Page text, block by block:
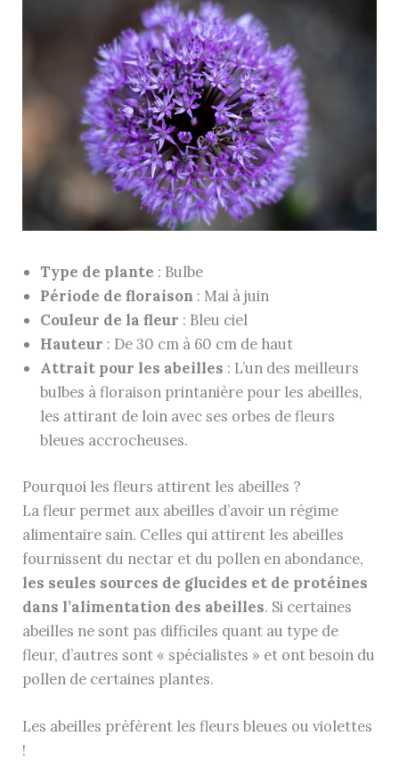
Type de plante : Bulbe
Période de floraison : Mai à juin
Couleur de la fleur : Bleu ciel
Hauteur : De 30 cm à 60 cm de haut
Attrait pour les abeilles : L’un des meilleurs
bulbes à floraison printanière pour les abeilles,
les attirant de loin avec ses orbes de fleurs
bleues accrocheuses.
Pourquoi les fleurs attirent les abeilles ?
La fleur permet aux abeilles d’avoir un régime
alimentaire sain. Celles qui attirent les abeilles
fournissent du nectar et du pollen en abondance,
les seules sources de glucides et de protéines
dans l’alimentation des abeilles. Si certaines
abeilles ne sont pas difficiles quant au type de
fleur, d’autres sont « spécialistes » et ont besoin du
pollen de certaines plantes.
Les abeilles préfèrent les fleurs bleues ou violettes
!